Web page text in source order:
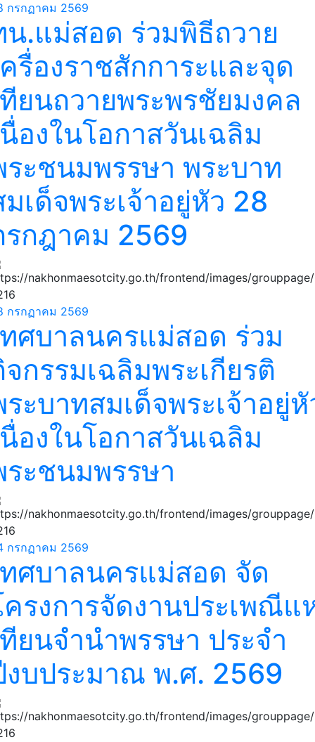
กรกฏาคม 2569
.แม่สอด ร่วมพิธีถวาย
รื่องราชสักการะและจุด
ยนถวายพระพรชัยมงคล
องในโอกาสวันเฉลิม
ะชนมพรรษา พระบาท
เด็จพระเจ้าอยู่หัว 28
กฎาคม 2569
กรกฏาคม 2569
ศบาลนครแม่สอด ร่วม
กรรมเฉลิมพระเกียรติ
ะบาทสมเด็จพระเจ้าอยู่หั
องในโอกาสวันเฉลิม
ะชนมพรรษา
กรกฏาคม 2569
ศบาลนครแม่สอด จัด
รงการจัดงานประเพณีแ
ยนจำนำพรรษา ประจำ
งบประมาณ พ.ศ. 2569